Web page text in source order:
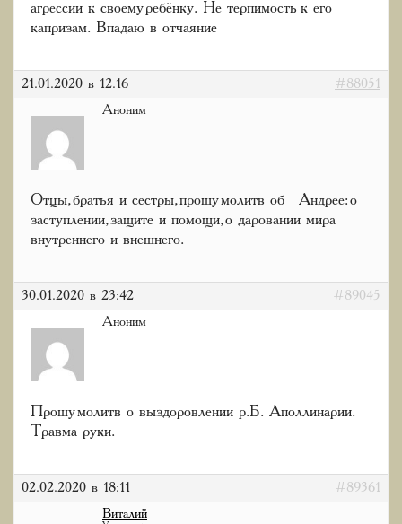
агрессии к своему ребёнку. Не терпимость к его
капризам. Впадаю в отчаяние
21.01.2020 в 12:16 #88051
Аноним
Отцы, братья и сестры, прошу молитв об Андрее: о
заступлении, защите и помощи, о даровании мира
внутреннего и внешнего.
30.01.2020 в 23:42 #89045
Аноним
Прошу молитв о выздоровлении р.Б. Аполлинарии.
Травма руки.
02.02.2020 в 18:11 #89361
Виталий